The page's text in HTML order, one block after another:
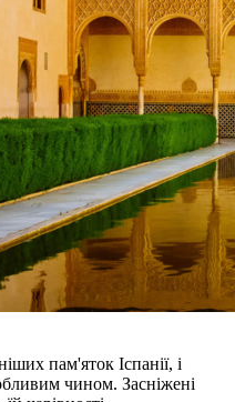
пам'яток Іспанії, і
чином. Засніжені